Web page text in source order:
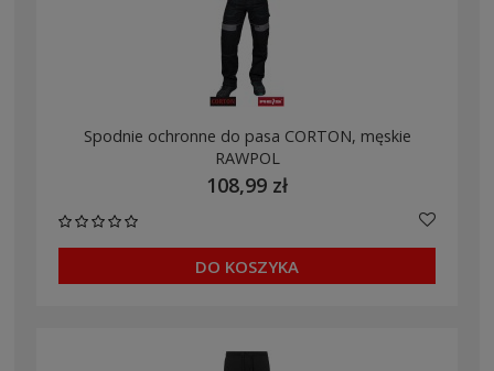
Spodnie ochronne do pasa CORTON, męskie
RAWPOL
108,99 zł
DO KOSZYKA